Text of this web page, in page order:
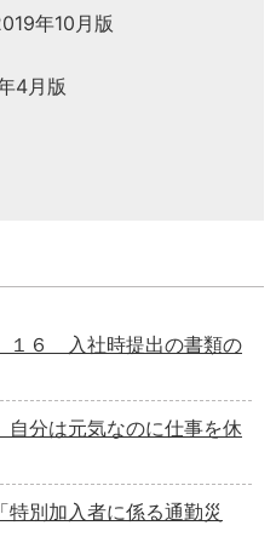
年10月版
4月版
１６ 入社時提出の書類の
自分は元気なのに仕事を休
別加入者に係る通勤災